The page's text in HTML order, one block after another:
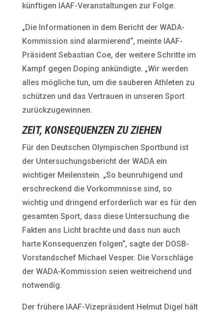
künftigen IAAF-Veranstaltungen zur Folge.
„Die Informationen in dem Bericht der WADA-
Kommission sind alarmierend“, meinte IAAF-
Präsident Sebastian Coe, der weitere Schritte im
Kampf gegen Doping ankündigte. „Wir werden
alles mögliche tun, um die sauberen Athleten zu
schützen und das Vertrauen in unseren Sport
zurückzugewinnen.
ZEIT, KONSEQUENZEN ZU ZIEHEN
Für den Deutschen Olympischen Sportbund ist
der Untersuchungsbericht der WADA ein
wichtiger Meilenstein. „So beunruhigend und
erschreckend die Vorkommnisse sind, so
wichtig und dringend erforderlich war es für den
gesamten Sport, dass diese Untersuchung die
Fakten ans Licht brachte und dass nun auch
harte Konsequenzen folgen“, sagte der DOSB-
Vorstandschef Michael Vesper. Die Vorschläge
der WADA-Kommission seien weitreichend und
notwendig.
Der frühere IAAF-Vizepräsident Helmut Digel hält